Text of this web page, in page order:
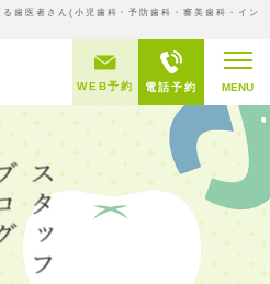
歯医者さん(小児歯科・予防歯科・審美歯科・イン
MENU
電話予約
WEB予約